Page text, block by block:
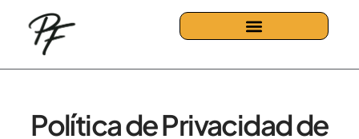
Política de Privacidad de